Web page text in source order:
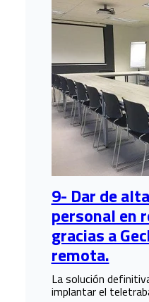
9- Dar de
personal en
gracias a
remota.
La solución
implantar el